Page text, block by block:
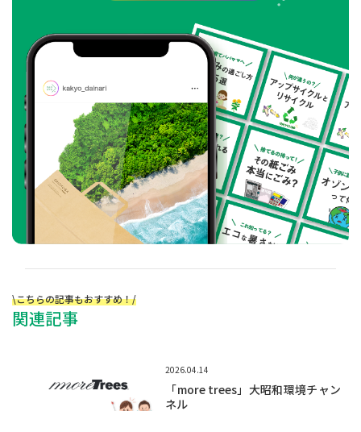
\こちらの記事もおすすめ！/
関連記事
2026.04.14
「more trees」大昭和環境チャン
ネル